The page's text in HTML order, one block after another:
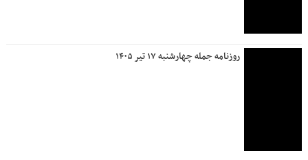
روزنامه جمله چهارشنبه ۱۷ تیر ۱۴۰۵